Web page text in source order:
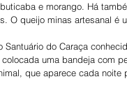
e morango. Há
O queijo minas artesanal é
Santuário do Caraça
uma bandeja com
que aparece cada